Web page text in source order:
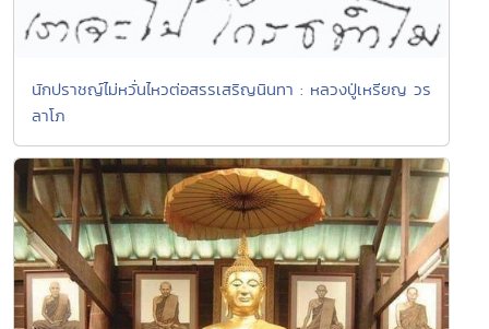
นักปราชญ์ไม่หวั่นไหวต่อสรรเสริญนินทา : หลวงปู่เหรียญ วร
ลาโภ